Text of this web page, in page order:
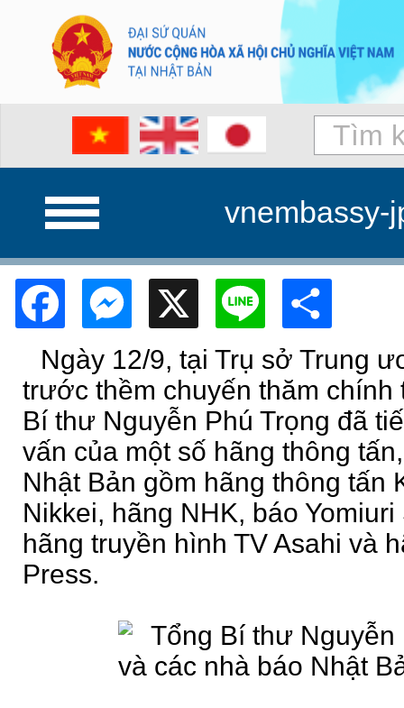
vnembassy-
FacebookMessenger
X Line
Ngày 12/9, tại Trụ sở Trung
trước thềm chuyến thăm chính
Bí thư Nguyễn Phú Trọng đã
vấn của một số hãng thông
Nhật Bản gồm hãng thông tấn
Nikkei, hãng NHK, báo
hãng truyền hình TV Asahi và
Press.